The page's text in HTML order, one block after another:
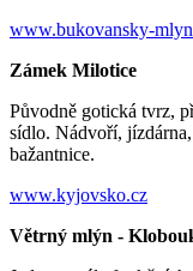
www.bukovansky-
Zámek Milotice
Původně gotická tvrz,
sídlo. Nádvoří,
bažantnice.
www.kyjovsko.cz
Větrný mlýn -